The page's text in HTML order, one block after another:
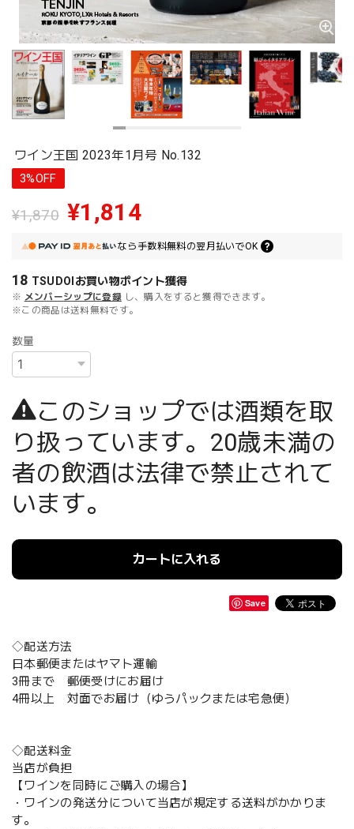
ワイン王国 2023年1月号 No.132
3%OFF
¥1,870 ¥1,814
なら 手数料無料の翌月払いでOK
18 TSUDOIお買い物ポイント獲得
※ メンバーシップに登録 し、購入をすると獲得できます。
※この商品は送料無料です。
数量
このショップでは酒類を取
り扱っています。20歳未満の
者の飲酒は法律で禁止されて
います。
カートに入れる
Save
◇配送方法
日本郵便またはヤマト運輸
3冊まで 郵便受けにお届け
4冊以上 対面でお届け（ゆうパックまたは宅急便）
◇配送料金
当店が負担
【ワインを同時にご購入の場合】
・ワインの発送分について当店が規定する送料がかかりま
す。